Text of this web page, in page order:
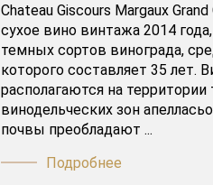
Chateau Giscours Margaux
сухое вино винтажа 2014
темных сортов винограда,
которого составляет 35 лет.
располагаются на территории
винодельческих зон
почвы преобладают ...
Подробнее